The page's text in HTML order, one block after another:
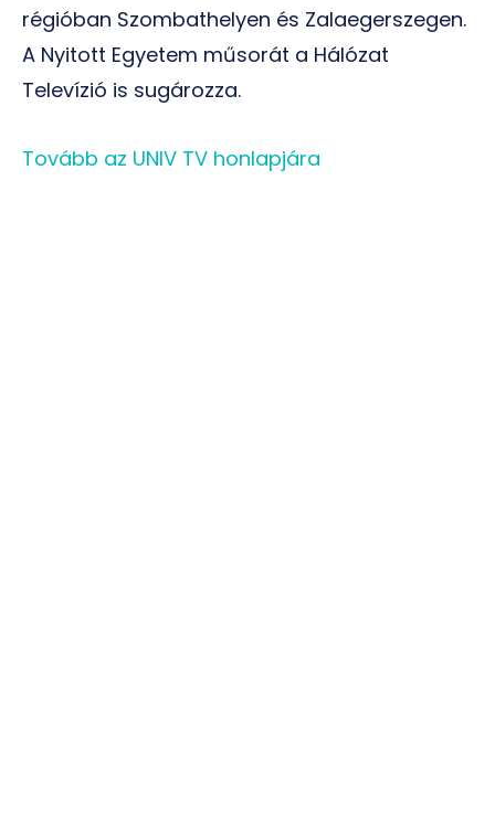
régióban Szombathelyen és Zalaegerszegen.
A Nyitott Egyetem műsorát a Hálózat
Televízió is sugározza.
Tovább az UNIV TV honlapjára